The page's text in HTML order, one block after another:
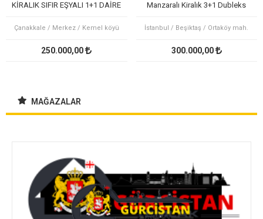
KİRALIK SIFIR EŞYALI 1+1 DAİRE
Çanakkale / Merkez / Kemel köyü
250.000,00
Manzaralı Kiralık 3+1 Dubleks
İstanbul / Beşiktaş / Ortaköy mah.
300.000,00
MAĞAZALAR